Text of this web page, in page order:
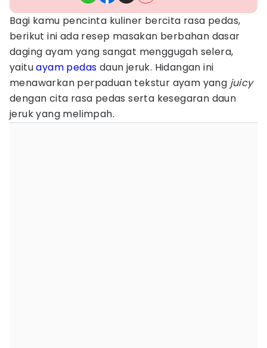
Bagi kamu pencinta kuliner bercita rasa pedas,
berikut ini ada resep masakan berbahan dasar
daging ayam yang sangat menggugah selera,
yaituayam pedas daun jeruk. Hidangan ini
menawarkan perpaduan tekstur ayam yang juicy
dengan cita rasa pedas serta kesegaran daun
jeruk yang melimpah.